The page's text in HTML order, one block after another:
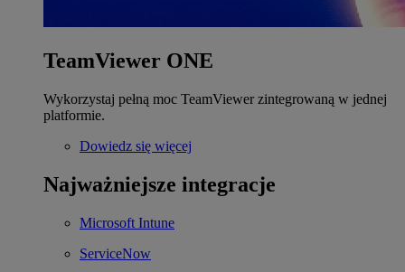
TeamViewer ONE
Wykorzystaj pełną moc TeamViewer zintegrowaną w jednej
platformie.
Dowiedz się więcej
Najważniejsze integracje
Microsoft Intune
ServiceNow